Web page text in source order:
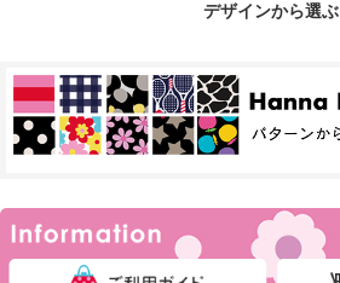
デザインから選ぶ